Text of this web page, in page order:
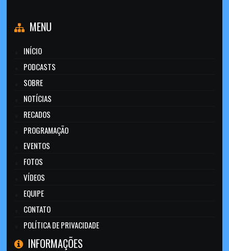
MENU
INÍCIO
PODCASTS
SOBRE
NOTÍCIAS
RECADOS
PROGRAMAÇÃO
EVENTOS
FOTOS
VÍDEOS
EQUIPE
CONTATO
POLÍTICA DE PRIVACIDADE
INFORMAÇÕES